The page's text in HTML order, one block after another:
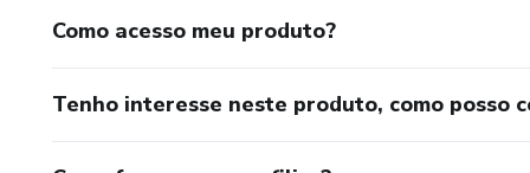
Como acesso meu produto?
Tenho interesse neste produto, como posso